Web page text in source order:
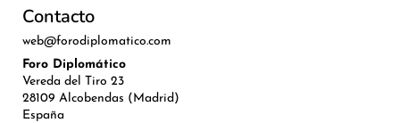
Contacto
web@forodiplomatico.com
Foro Diplomático
Vereda del Tiro 23
28109 Alcobendas (Madrid)
España